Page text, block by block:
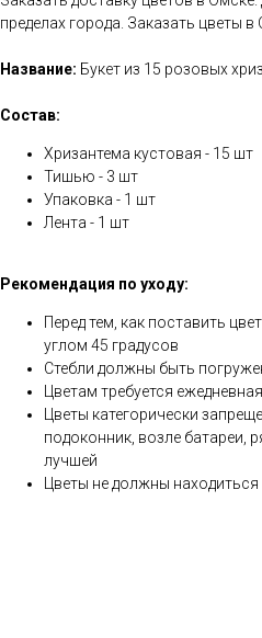
пределах города. Заказать цветы
Название: Букет из 15 розовых
Состав:
Хризантема кустовая - 15 шт
Тишью - 3 шт
Упаковка - 1 шт
Лента - 1 шт
Рекомендация по уходу:
Перед тем, как поставить
углом 45 градусов
Стебли должны быть
Цветам требуется
Цветы категорически
подоконник, возле батареи,
лучшей
Цветы не должны